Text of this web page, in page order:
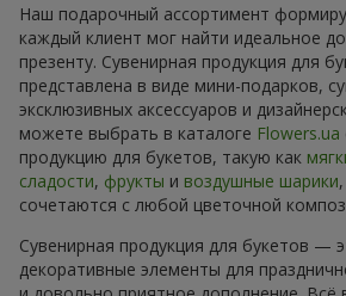
Наш подарочный ассортимент
каждый клиент мог найти идеальное
презенту. Сувенирная продукция для
представлена в виде мини-подарков,
эксклюзивных аксессуаров и
можете выбрать в каталоге Flowers.ua
продукцию для букетов, такую как
сладости, фрукты и воздушные шарики
сочетаются с любой цветочной
Сувенирная продукция для букетов —
декоративные элементы для